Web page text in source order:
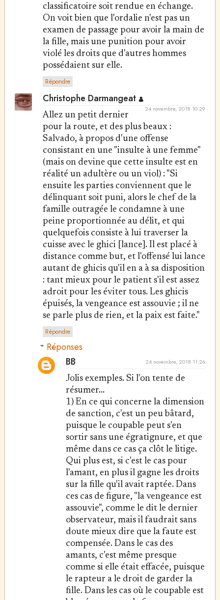
classificatoire soit rendue en échange.
On voit bien que l'ordalie n'est pas un
examen de passage pour avoir la main de
la fille, mais une punition pour avoir
violé les droits que d'autres hommes
possédaient sur elle.
Répondre
Christophe Darmangeat
24 novembre, 2018 10:29
Allez un petit dernier
pour la route, et des plus beaux :
Salvado, à propos d'une offense
consistant en une "insulte à une femme"
(mais on devine que cette insulte est en
réalité un adultère ou un viol) : "Si
ensuite les parties conviennent que le
délinquant soit puni, alors le chef de la
famille outragée le condamne à une
peine proportionnée au délit, et qui
quelquefois consiste à lui traverser la
cuisse avec le ghici [lance]. Il est placé à
distance comme but, et l'offensé lui lance
autant de ghicis qu'il en a à sa disposition
: tant mieux pour le patient s'il est assez
adroit pour les éviter tous. Les ghicis
épuisés, la vengeance est assouvie ; il ne
se parle plus de rien, et la paix est faite."
Répondre
Réponses
BB
24 novembre, 2018 11:26
Jolis exemples. Si l'on tente de
résumer...
1) En ce qui concerne la dimension
de sanction, c'est un peu bâtard,
puisque le coupable peut s'en
sortir sans une égratignure, et que
même dans ce cas ça clôt le litige.
Qui plus est, si c'est le cas pour
l'amant, en plus il gagne les droits
sur la fille qu'il avait raptée. Dans
ces cas de figure, "la vengeance est
assouvie", comme le dit le dernier
observateur, mais il faudrait sans
doute mieux dire que la faute est
compensée. Dans le cas des
amants, c'est même presque
comme si elle était effacée, puisque
le rapteur a le droit de garder la
fille. Dans les cas où le coupable est